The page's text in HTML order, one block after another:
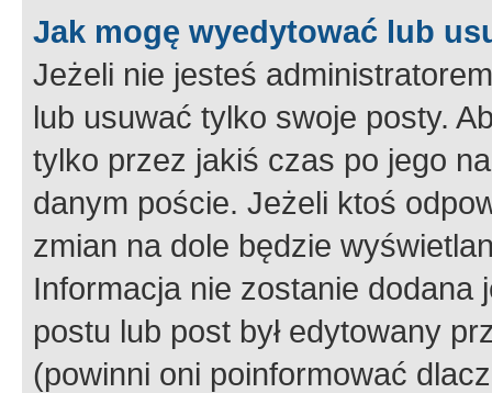
Jak mogę wyedytować lub
Jeżeli nie jesteś
lub usuwać tylko swoje posty.
tylko przez jakiś czas po jego
danym poście. Jeżeli ktoś
zmian na dole będzie
Informacja nie zostanie dodana
postu lub post był edytowany
(powinni oni poinformować